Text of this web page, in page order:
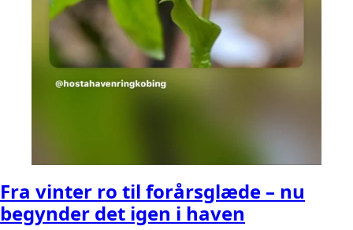
Fra vinter ro til forårsglæde – nu
begynder det igen i haven